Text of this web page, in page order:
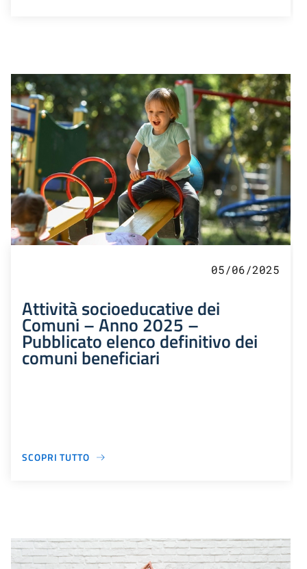
05/06/2025
Attività socioeducative dei
Comuni – Anno 2025 –
Pubblicato elenco definitivo dei
comuni beneficiari
SCOPRI TUTTO